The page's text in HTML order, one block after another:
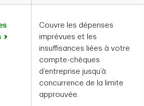
Couvre les dépenses
imprévues et les
insuffisances liées à votre
compte-chèques
d’entreprise jusqu’à
concurrence de la limite
approuvée.